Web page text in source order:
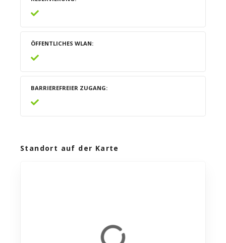
ÖFFENTLICHES WLAN
BARRIEREFREIER ZUGANG
Standort auf der Karte